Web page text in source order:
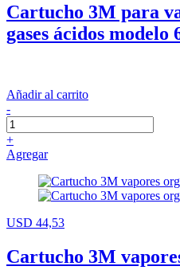
Cartucho 3M para
gases ácidos modelo
Añadir al carrito
-
+
Agregar
USD 44,53
Cartucho 3M